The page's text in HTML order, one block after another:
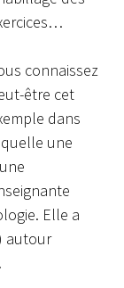
connaissez
être cet
dans
une
Elle a
autour